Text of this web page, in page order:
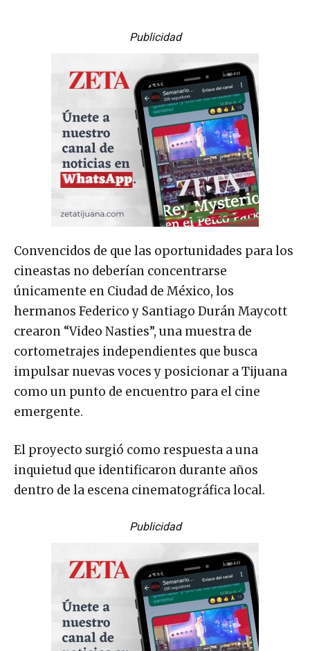
Publicidad
Convencidos de que las oportunidades para los
cineastas no deberían concentrarse
únicamente en Ciudad de México, los
hermanos Federico y Santiago Durán Maycott
crearon “Video Nasties”, una muestra de
cortometrajes independientes que busca
impulsar nuevas voces y posicionar a Tijuana
como un punto de encuentro para el cine
emergente.
El proyecto surgió como respuesta a una
inquietud que identificaron durante años
dentro de la escena cinematográfica local.
Publicidad